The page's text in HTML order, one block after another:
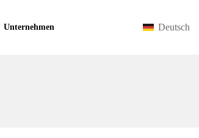
Unternehmen Deutsch